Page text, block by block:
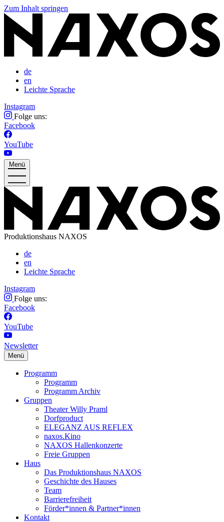
Zum Inhalt springen
de
en
Leichte Sprache
Instagram
Folge uns:
Facebook
YouTube
Menü
Produktionshaus NAXOS
de
en
Leichte Sprache
Instagram
Folge uns:
Facebook
YouTube
Newsletter
Menü
Programm
Programm
Programm Archiv
Gruppen
Theater Willy Praml
Dorfproduct
ELEGANZ AUS REFLEX
naxos.Kino
NAXOS Hallenkonzerte
Freie Gruppen
Haus
Das Produktionshaus NAXOS
Geschichte des Hauses
Team
Barrierefreiheit
Förder*innen & Partner*innen
Kontakt